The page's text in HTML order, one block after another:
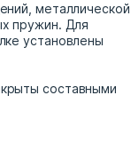
металлической
пружин. Для
установлены
составными